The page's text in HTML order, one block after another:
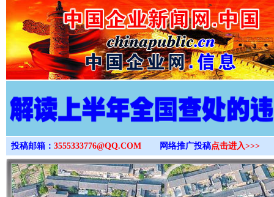
>
投稿邮箱： 3555333776@QQ.COM 网络推广投稿点击进入>>>